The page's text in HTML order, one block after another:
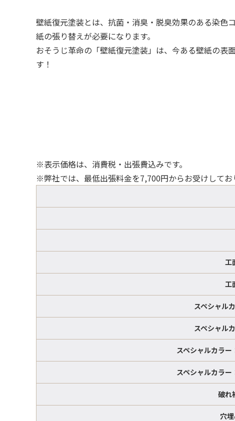
壁紙復元塗装とは、抗菌・消臭・脱臭効果のある染色
紙の張り替えが必要になります。
おそうじ革命の「壁紙復元塗装」は、今ある壁紙の表
す！
※表示価格は、消費税・出張費込みです。
※弊社では、最低出張料金を7,700円からお受けして
工
工
スペシャル
スペシャル
スペシャルカラ
スペシャルカラ
破れ
穴